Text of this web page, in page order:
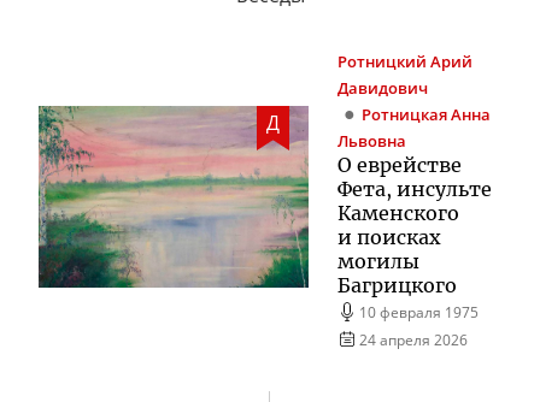
Д
Ротницкий Арий
Давидович
Ротницкая Анна
Львовна
О еврействе
Фета, инсульте
Каменского
и поисках
могилы
Багрицкого
10 февраля 1975
24 апреля 2026